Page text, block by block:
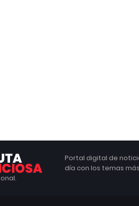
Portal digital de
día con los temas